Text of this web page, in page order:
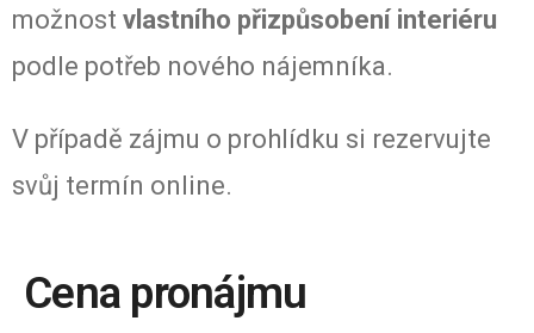
možnost vlastního přizpůsobení interiéru
podle potřeb nového nájemníka.
V případě zájmu o prohlídku si rezervujte
svůj termín online.
Cena pronájmu